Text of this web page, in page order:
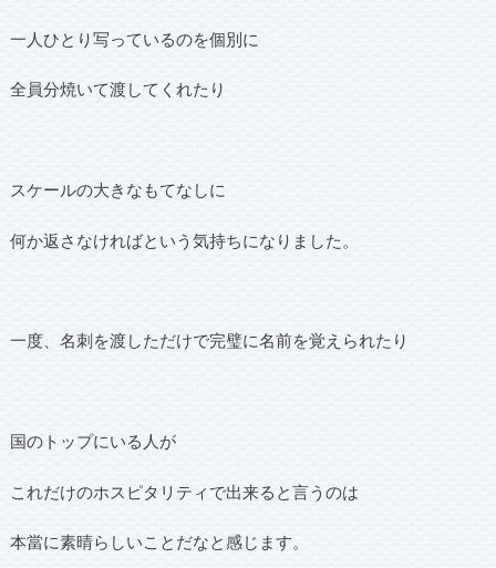
一人ひとり写っているのを個別に
全員分焼いて渡してくれたり
スケールの大きなもてなしに
何か返さなければという気持ちになりました。
一度、名刺を渡しただけで完璧に名前を覚えられたり
国のトップにいる人が
これだけのホスピタリティで出来ると言うのは
本當に素晴らしいことだなと感じます。